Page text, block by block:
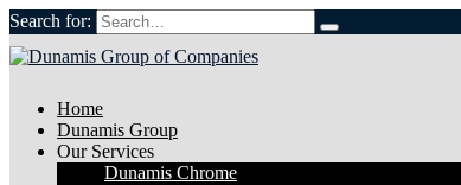
Search for:
Home
Dunamis Group
Our Services
Dunamis Chrome